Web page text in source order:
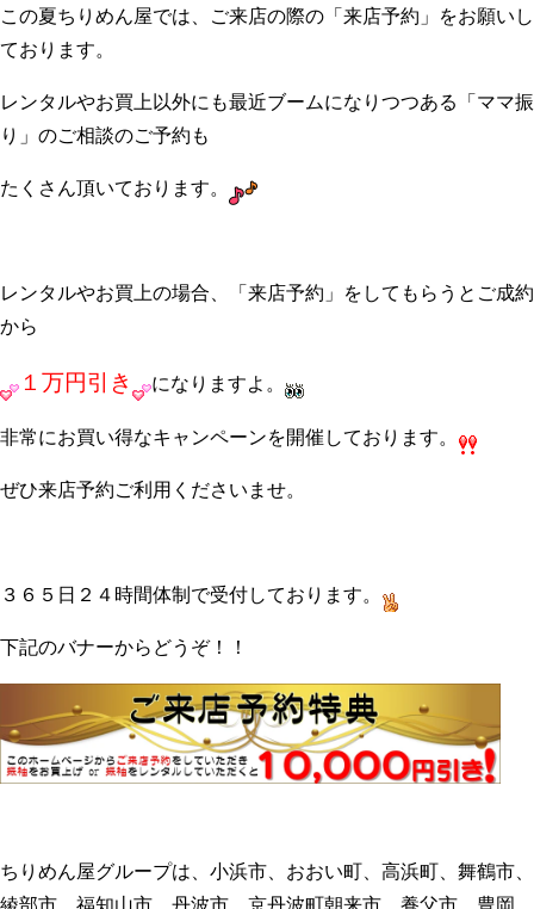
この夏ちりめん屋では、ご来店の際の「来店予約」をお願いし
ております。
レンタルやお買上以外にも最近ブームになりつつある「ママ振
り」のご相談のご予約も
たくさん頂いております。
レンタルやお買上の場合、「来店予約」をしてもらうとご成約
から
１万円引き になりますよ。
非常にお買い得なキャンペーンを開催しております。
ぜひ来店予約ご利用くださいませ。
３６５日２４時間体制で受付しております。
下記のバナーからどうぞ！！
ちりめん屋グループは、小浜市、おおい町、高浜町、舞鶴市、
綾部市、福知山市、丹波市、京丹波町朝来市、養父市、豊岡